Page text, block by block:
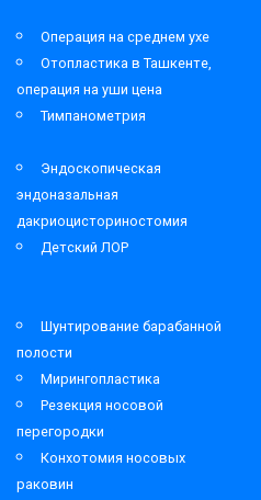
Операция на среднем ухе
Отопластика в Ташкенте,
операция на уши цена
Тимпанометрия
Эндоскопическая
эндоназальная
дакриоцисториностомия
Детский ЛОР
Шунтирование барабанной
полости
Мирингопластика
Резекция носовой
перегородки
Конхотомия носовых
раковин